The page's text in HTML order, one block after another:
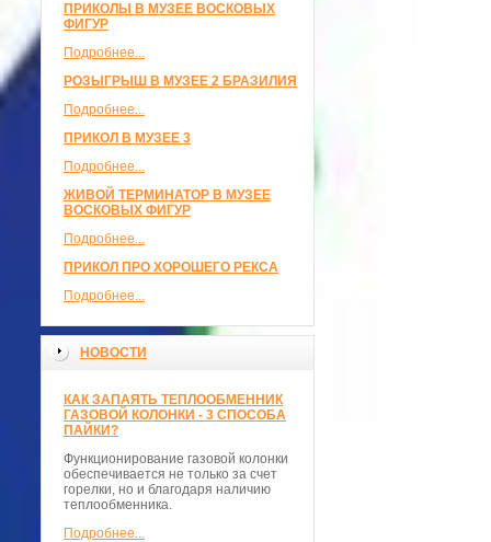
ПРИКОЛЫ В МУЗЕЕ ВОСКОВЫХ
ФИГУР
Подробнее...
РОЗЫГРЫШ В МУЗЕЕ 2 БРАЗИЛИЯ
Подробнее...
ПРИКОЛ В МУЗЕЕ 3
Подробнее...
ЖИВОЙ ТЕРМИНАТОР В МУЗЕЕ
ВОСКОВЫХ ФИГУР
Подробнее...
ПРИКОЛ ПРО ХОРОШЕГО РЕКСА
Подробнее...
НОВОСТИ
КАК ЗАПАЯТЬ ТЕПЛООБМЕННИК
ГАЗОВОЙ КОЛОНКИ - 3 СПОСОБА
ПАЙКИ?
Функционирование газовой колонки
обеспечивается не только за счет
горелки, но и благодаря наличию
теплообменника.
Подробнее...